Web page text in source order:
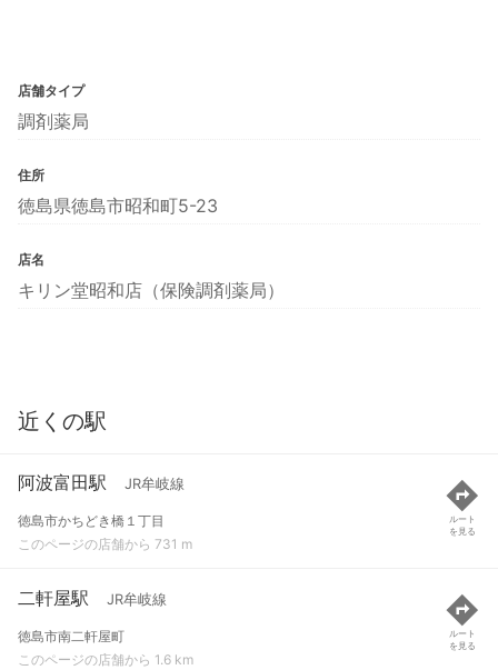
店舗タイプ
調剤薬局
住所
徳島県徳島市昭和町5-23
店名
キリン堂昭和店（保険調剤薬局）
近くの駅
阿波富田駅 JR牟岐線
徳島市かちどき橋１丁目
このページの店舗から 731 m
ルート
を見る
二軒屋駅 JR牟岐線
徳島市南二軒屋町
このページの店舗から 1.6 km
ルート
を見る